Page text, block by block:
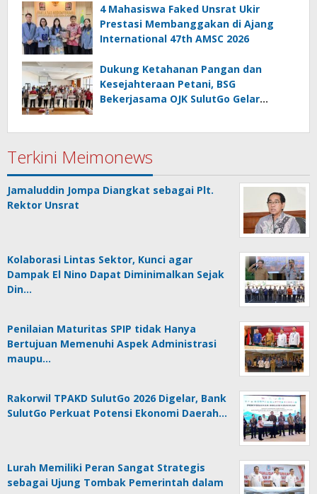
4 Mahasiswa Faked Unsrat Ukir
Prestasi Membanggakan di Ajang
International 47th AMSC 2026
Dukung Ketahanan Pangan dan
Kesejahteraan Petani, BSG
Bekerjasama OJK SulutGo Gelar
Terkini Meimonews
Jamaluddin Jompa Diangkat sebagai Plt.
Rektor Unsrat
Kolaborasi Lintas Sektor, Kunci agar
Dampak El Nino Dapat Diminimalkan Sejak
Din…
Penilaian Maturitas SPIP tidak Hanya
Bertujuan Memenuhi Aspek Administrasi
maupu…
Rakorwil TPAKD SulutGo 2026 Digelar, Bank
SulutGo Perkuat Potensi Ekonomi Daerah…
Lurah Memiliki Peran Sangat Strategis
sebagai Ujung Tombak Pemerintah dalam